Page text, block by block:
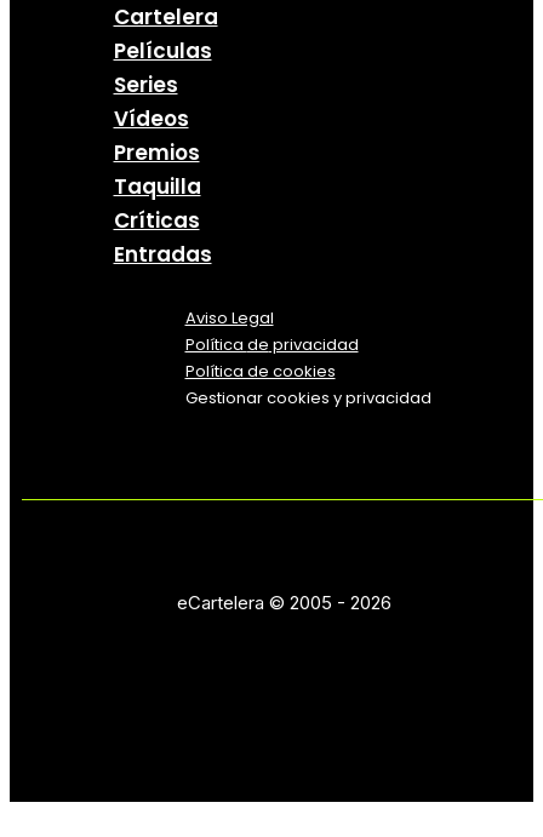
Cartelera
Películas
Series
Vídeos
Premios
Taquilla
Críticas
Entradas
Aviso Legal
Política de privacidad
Política de cookies
Gestionar cookies y privacidad
eCartelera © 2005 - 2026